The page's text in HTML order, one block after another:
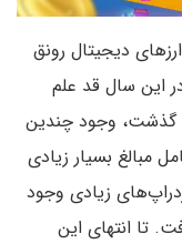
ارزهای دیجیتال رونق
این سال قد علم
گذشت، وجود چندین
مبالغ بسیار زیادی
زیادی وجود
را نادیده گرفت. تا انتهای این